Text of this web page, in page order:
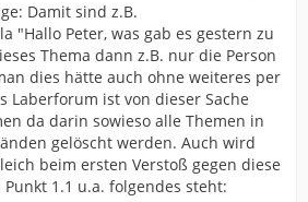
Damit sind z.B.
"Hallo Peter, was gab es gestern zu
Thema dann z.B. nur die Person
dies hätte auch ohne weiteres per
Laberforum ist von dieser Sache
da darin sowieso alle Themen in
gelöscht werden. Auch wird
beim ersten Verstoß gegen diese
1.1 u.a. folgendes steht: